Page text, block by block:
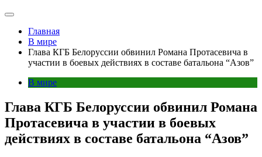
Главная
В мире
Глава КГБ Белоруссии обвинил Романа Протасевича в
участии в боевых действиях в составе батальона “Азов”
В мире
Глава КГБ Белоруссии обвинил Романа
Протасевича в участии в боевых
действиях в составе батальона “Азов”